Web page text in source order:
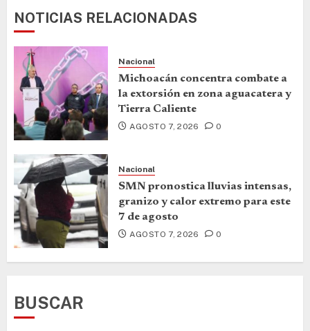
NOTICIAS RELACIONADAS
Nacional
Michoacán concentra combate a
la extorsión en zona aguacatera y
Tierra Caliente
AGOSTO 7, 2026 0
Nacional
SMN pronostica lluvias intensas,
granizo y calor extremo para este
7 de agosto
AGOSTO 7, 2026 0
BUSCAR